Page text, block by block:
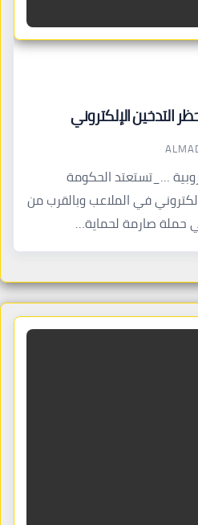
التدخين الإلكتروني
…_تستعتد الحكومة
في الملاعب وبالقرب من
حملة صارمة لحماية…